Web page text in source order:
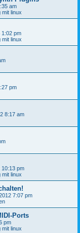
am
linux
1:02 pm
linux
pm
8:17 am
10:13 pm
linux
7:07 pm
Ports
pm
linux